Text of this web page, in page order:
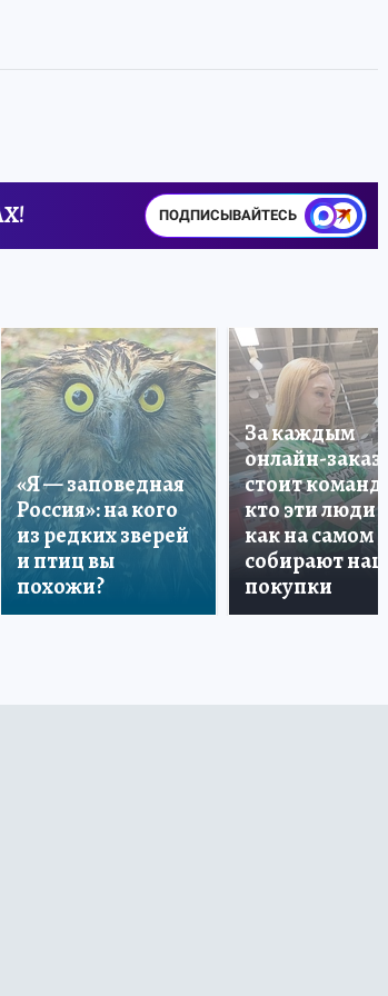
ПОДПИСЫВАЙТЕСЬ
«Я — заповедная
Россия»: на кого
из редких зверей
и птиц вы
похожи?
За каждым
онлайн-
стоит команда:
кто эти люди и
как на самом
собирают наши
покупки